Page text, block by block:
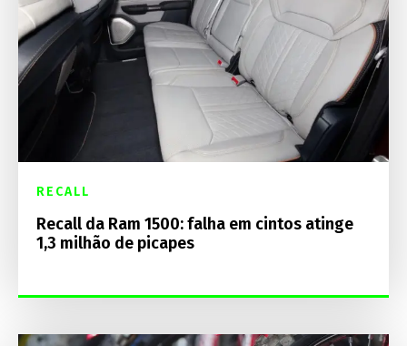
RECALL
Recall da Ram 1500: falha em cintos atinge
1,3 milhão de picapes